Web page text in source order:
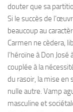
douter que sa
Si le succès de
beaucoup au
Carmen ne cèdera,
l’héroïne à Don
couplée à la
du rasoir, la mise en
nulle autre. Vamp
masculine et